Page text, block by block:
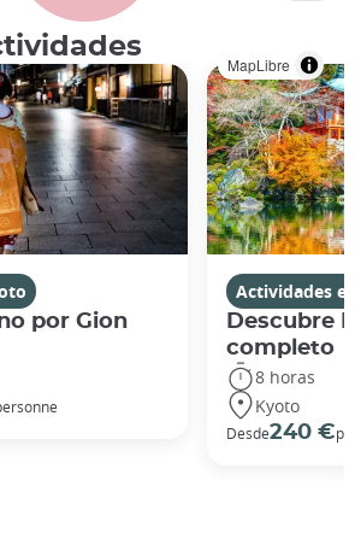
MapLibre
por Gion
Actividades
Descubre
completo
8 horas
Kyoto
Desde240 €